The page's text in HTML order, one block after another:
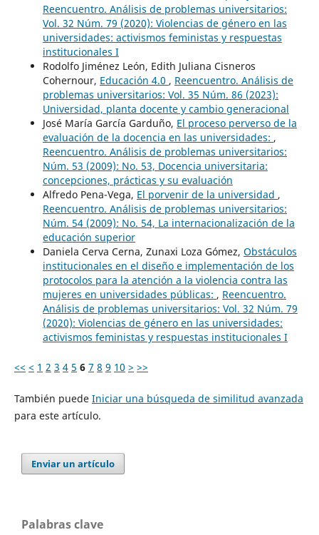
Reencuentro. Análisis de problemas universitarios:
Vol. 32 Núm. 79 (2020): Violencias de género en las
universidades: activismos feministas y respuestas
institucionales I
Rodolfo Jiménez León, Edith Juliana Cisneros
Cohernour, Educación 4.0 , Reencuentro. Análisis de
problemas universitarios: Vol. 35 Núm. 86 (2023):
Universidad, planta docente y cambio generacional
José María García Garduño, El proceso perverso de la
evaluación de la docencia en las universidades: ,
Reencuentro. Análisis de problemas universitarios:
Núm. 53 (2009): No. 53, Docencia universitaria:
concepciones, prácticas y su evaluación
Alfredo Pena-Vega, El porvenir de la universidad ,
Reencuentro. Análisis de problemas universitarios:
Núm. 54 (2009): No. 54, La internacionalización de la
educación superior
Daniela Cerva Cerna, Zunaxi Loza Gómez, Obstáculos
institucionales en el diseño e implementación de los
protocolos para la atención a la violencia contra las
mujeres en universidades públicas: , Reencuentro.
Análisis de problemas universitarios: Vol. 32 Núm. 79
(2020): Violencias de género en las universidades:
activismos feministas y respuestas institucionales I
<< < 1 2 3 4 5 6 7 8 9 10 > >>
También puede Iniciar una búsqueda de similitud avanzada
para este artículo.
Enviar un artículo
Palabras clave